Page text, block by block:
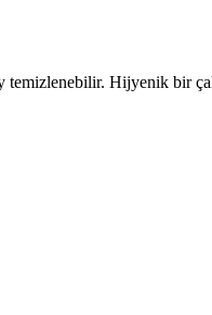
temizlenebilir. Hijyenik bir